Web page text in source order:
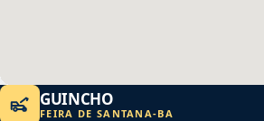
GUINCHO
FEIRA DE SANTANA-BA